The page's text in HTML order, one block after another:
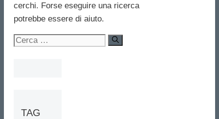
cerchi. Forse eseguire una ricerca
potrebbe essere di aiuto.
Ricerca
TAG